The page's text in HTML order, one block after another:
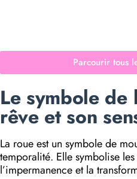
Parcourir tous
Le symbole de
rêve et son
La roue est un symbole de
temporalité. Elle symbolise
l’impermanence et la